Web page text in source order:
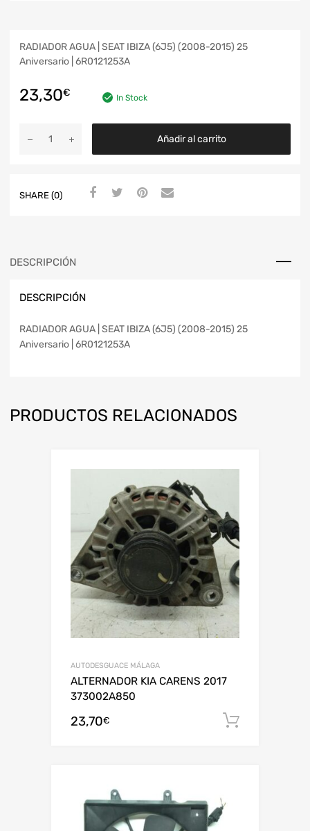
RADIADOR AGUA | SEAT IBIZA (6J5) (2008-2015) 25
Aniversario | 6R0121253A
23,30€ In Stock
Añadir al carrito
SHARE (0)
DESCRIPCIÓN
DESCRIPCIÓN
RADIADOR AGUA | SEAT IBIZA (6J5) (2008-2015) 25
Aniversario | 6R0121253A
PRODUCTOS RELACIONADOS
AUTODESGUACE MÁLAGA
ALTERNADOR KIA CARENS 2017
373002A850
23,70€